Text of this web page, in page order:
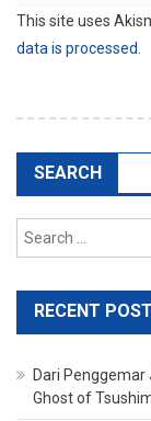
This site uses
data is processed.
SEARCH
RECENT
Dari Penggemar
Ghost of